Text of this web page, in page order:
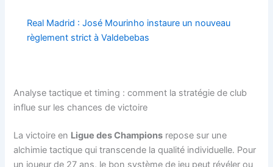
Real Madrid : José Mourinho instaure un nouveau
règlement strict à Valdebebas
Analyse tactique et timing : comment la stratégie de club
influe sur les chances de victoire
La victoire en Ligue des Champions repose sur une
alchimie tactique qui transcende la qualité individuelle. Pour
un joueur de 27 ans, le bon système de jeu peut révéler ou